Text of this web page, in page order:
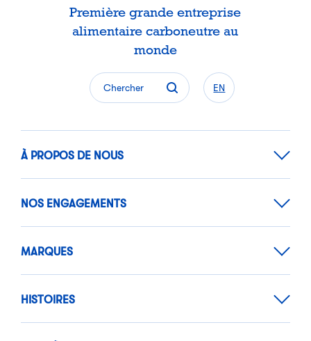
Première grande entreprise
alimentaire carboneutre au
monde
Chercher EN
À PROPOS DE NOUS
NOS ENGAGEMENTS
MARQUES
HISTOIRES